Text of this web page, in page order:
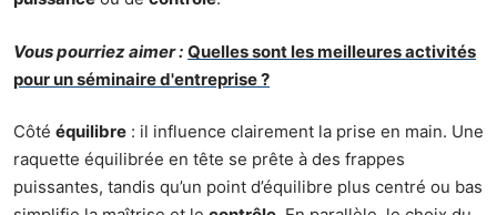
Vous pourriez aimer : Quelles sont les meilleures activités
pour un séminaire d'entreprise ?
Côté équilibre : il influence clairement la prise en main. Une
raquette équilibrée en tête se prête à des frappes
puissantes, tandis qu’un point d’équilibre plus centré ou bas